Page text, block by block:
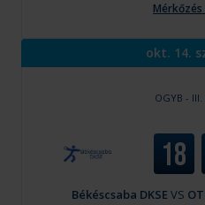
okt. 14.
OGYB -
18
Békéscsaba DKSE VS